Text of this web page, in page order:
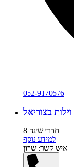
052-9170576
וילות בצוריאל
8 חדרי שינה
למידע נוסף
איש קשר: שרון